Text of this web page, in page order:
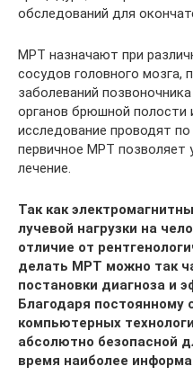
обследований для
МРТ назначают при
сосудов головного мозга,
заболеваний
органов брюшной полости
исследование проводят
первичное МРТ позволяет
лечение.
Так как
лучевой нагрузки на
отличие от
делать МРТ можно так
постановки диагноза и
Благодаря постоянному
компьютерных
абсолютно безопасной
время наиболее